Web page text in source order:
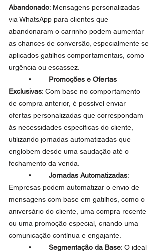
Abandonado: Mensagens personalizadas
via WhatsApp para clientes que
abandonaram o carrinho podem aumentar
as chances de conversão, especialmente se
aplicados gatilhos comportamentais, como
urgência ou escassez.
Promoções e Ofertas
Exclusivas: Com base no comportamento
de compra anterior, é possível enviar
ofertas personalizadas que correspondam
às necessidades específicas do cliente,
utilizando jornadas automatizadas que
englobem desde uma saudação até o
fechamento da venda.
Jornadas Automatizadas:
Empresas podem automatizar o envio de
mensagens com base em gatilhos, como o
aniversário do cliente, uma compra recente
ou uma promoção especial, criando uma
comunicação contínua e engajante.
Segmentação da Base: O ideal